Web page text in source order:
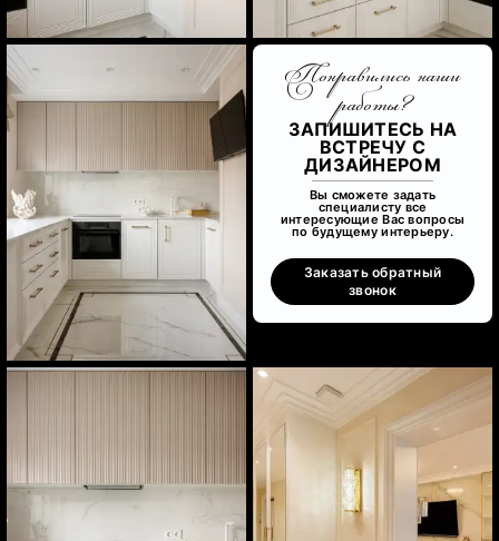
Понравились наши
работы?
ЗАПИШИТЕСЬ НА
ВСТРЕЧУ С
ДИЗАЙНЕРОМ
Вы сможете задать
специалисту все
интересующие Вас вопросы
по будущему интерьеру.
Заказать обратный
звонок